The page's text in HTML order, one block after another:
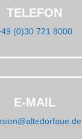
TELEFON
(0)30 721 8000
E-MAIL